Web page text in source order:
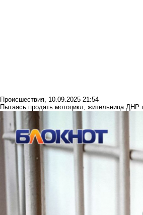
Происшествия 10.09.2025 21:54
Пытаясь продать мотоцикл, жительница ДНР